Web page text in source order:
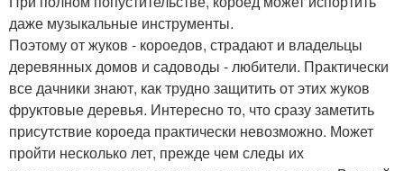
даже музыкальные инструменты.
Поэтому от жуков - короедов, страдают и владельцы
деревянных домов и садоводы - любители. Практически
все дачники знают, как трудно защитить от этих жуков
фруктовые деревья. Интересно то, что сразу заметить
присутствие короеда практически невозможно. Может
пройти несколько лет, прежде чем следы их